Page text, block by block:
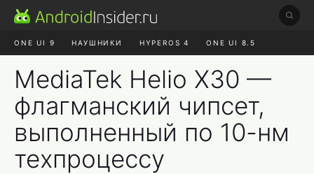
ONE UI 9 НАУШНИКИ HYPEROS 4 ONE UI 8.5
MediaTek Helio X30 —
флагманский чипсет,
выполненный по 10-нм
техпроцессу